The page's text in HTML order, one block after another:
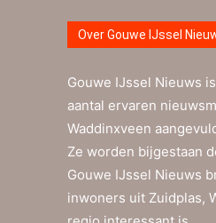
Over Gouwe IJssel
Gouwe IJssel Nieuws
aantal ervaren
Waddinxveen
Ze worden bijgestaan
Gouwe IJssel Nieuws
inwoners uit Zuidplas,